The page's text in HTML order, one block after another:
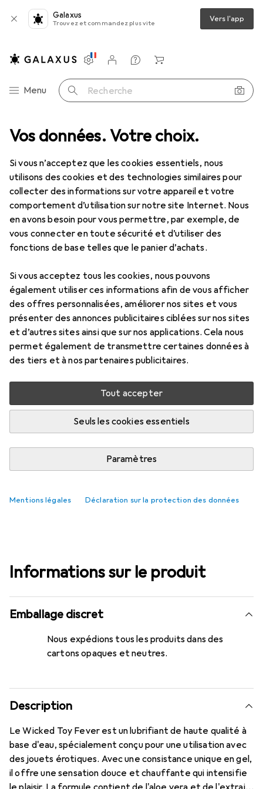
Vos données. Votre choix.
Si vous n’acceptez que les cookies essentiels, nous
utilisons des cookies et des technologies similaires pour
collecter des informations sur votre appareil et votre
comportement d’utilisation sur notre site Internet. Nous
en avons besoin pour vous permettre, par exemple, de
vous connecter en toute sécurité et d’utiliser des
fonctions de base telles que le panier d’achats.
Si vous acceptez tous les cookies, nous pouvons
également utiliser ces informations afin de vous afficher
des offres personnalisées, améliorer nos sites et vous
présenter des annonces publicitaires ciblées sur nos sites
et d’autres sites ainsi que sur nos applications. Cela nous
permet également de transmettre certaines données à
des tiers et à nos partenaires publicitaires.
Tout accepter
Seuls les cookies essentiels
Paramètres
Mentions légales Déclaration sur la protection des données
Galaxus
Trouvez et commandez plus vite Vers l'app
Navigation par catégorie
Menu Recherche
Paramètres
Compte client
Listes de comparaison
Listes d'envies
Panier
gels Lubrifiant Wicked Sensual Care Wicked Toy Fever 100ml
4 images
Wicked Sensual CareWicked Toy Fever
100ml
Prix en EUR TVA incl.
EUR
26,32
Évaluations
Livré entre mar, 1/9 et mer, 9/9
Plus de 10 pièces en stock chez le fournisseur
M'informer si le produit est disponible plus tôt
Informations sur le produit
Emballage discret
Nous expédions tous les produits dans des
cartons opaques et neutres.
Description
Le Wicked Toy Fever est un lubrifiant de haute qualité à
base d'eau, spécialement conçu pour une utilisation avec
des jouets érotiques. Avec une consistance unique en gel,
il offre une sensation douce et chauffante qui intensifie